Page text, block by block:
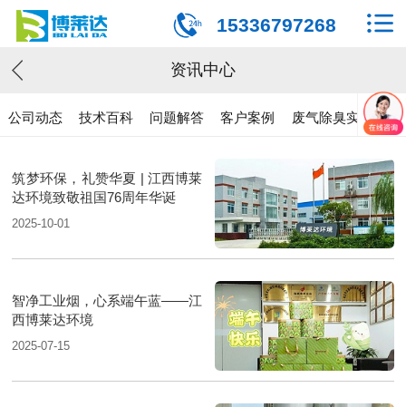
15336797268
资讯中心
公司动态 技术百科 问题解答 客户案例 废气除臭实验
筑梦环保，礼赞华夏 | 江西博莱
达环境致敬祖国76周年华诞
2025-10-01
智净工业烟，心系端午蓝——江
西博莱达环境
2025-07-15